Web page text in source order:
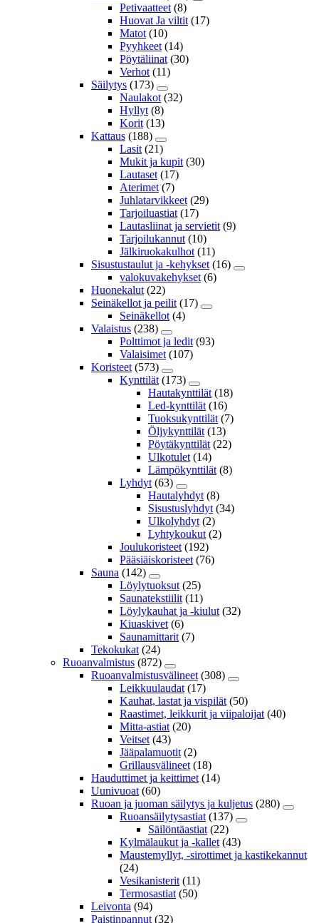
Petivaatteet (8)
Huovat Ja viltit (17)
Matot (10)
Pyyhkeet (14)
Pöytäliinat (30)
Verhot (11)
Säilytys (173)
Naulakot (32)
Hyllyt (8)
Korit (13)
Kattaus (188)
Lasit (21)
Mukit ja kupit (30)
Lautaset (17)
Aterimet (7)
Juhlatarvikkeet (29)
Tarjoiluastiat (17)
Lautasliinat ja servietit (9)
Tarjoilukannut (10)
Jälkiruokakulhot (11)
Sisustustaulut ja -kehykset (16)
valokuvakehykset (6)
Huonekalut (22)
Seinäkellot ja peilit (17)
Seinäkellot (4)
Valaistus (238)
Polttimot ja ledit (93)
Valaisimet (107)
Koristeet (573)
Kynttilät (173)
Hautakynttilät (18)
Led-kynttilät (16)
Tuoksukynttilät (7)
Öljykynttilät (13)
Pöytäkynttilät (22)
Ulkotulet (14)
Lämpökynttilät (8)
Lyhdyt (63)
Hautalyhdyt (8)
Sisustuslyhdyt (34)
Ulkolyhdyt (2)
Lyhtykoukut (2)
Joulukoristeet (192)
Pääsiäiskoristeet (76)
Sauna (142)
Löylytuoksut (25)
Saunatekstiilit (11)
Löylykauhat ja -kiulut (32)
Kiuaskivet (6)
Saunamittarit (7)
Tekokukat (24)
Ruoanvalmistus (872)
Ruoanvalmistusvälineet (308)
Leikkuulaudat (17)
Kauhat, lastat ja vispilät (50)
Raastimet, leikkurit ja viipaloijat (40)
Mitta-astiat (20)
Veitset (43)
Jääpalamuotit (2)
Grillausvälineet (18)
Hauduttimet ja keittimet (14)
Uunivuoat (60)
Ruoan ja juoman säilytys ja kuljetus (280)
Ruoansäilytysastiat (137)
Säilöntäastiat (22)
Kylmälaukut ja -kallet (43)
Maustemyllyt, -sirottimet ja kastikekannut
(24)
Vesikanisterit (11)
Termosastiat (50)
Leivonta (94)
Paistinpannut (32)